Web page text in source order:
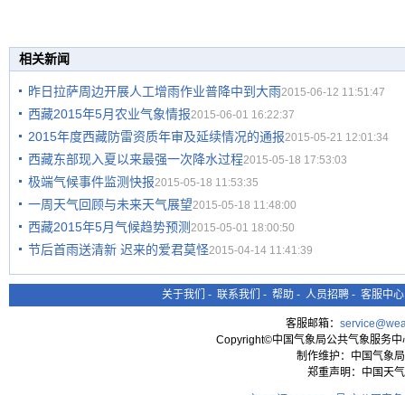
相关新闻
昨日拉萨周边开展人工增雨作业普降中到大雨2015-06-12 11:51:47
西藏2015年5月农业气象情报2015-06-01 16:22:37
2015年度西藏防雷资质年审及延续情况的通报2015-05-21 12:01:34
西藏东部现入夏以来最强一次降水过程2015-05-18 17:53:03
极端气候事件监测快报2015-05-18 11:53:35
一周天气回顾与未来天气展望2015-05-18 11:48:00
西藏2015年5月气候趋势预测 2015-05-01 18:00:50
节后首雨送清新 迟来的爱君莫怪2015-04-14 11:41:39
关于我们 - 联系我们 - 帮助 - 人员招聘 - 客服中心
客服邮箱：
Copyright©中国气象局公共气象服务
制作维护：中国气象
郑重声明：中国天